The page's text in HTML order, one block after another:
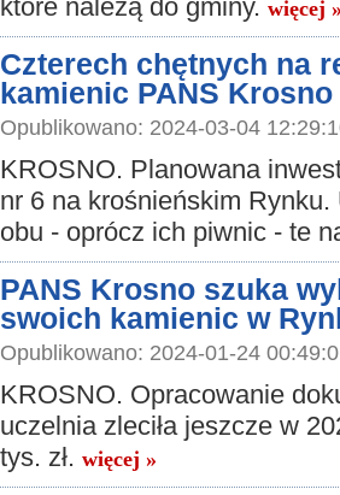
które należą do gminy. więcej »
Czterech chętnych na
kamienic PANS Krosno
Opublikowano: 2024-03-04
KROSNO. Planowana
nr 6 na krośnieńskim
obu - oprócz ich piwnic - te
PANS Krosno szuka
swoich kamienic w
Opublikowano: 2024-01-24
KROSNO. Opracowanie
uczelnia zleciła jeszcze w
tys. zł. więcej »